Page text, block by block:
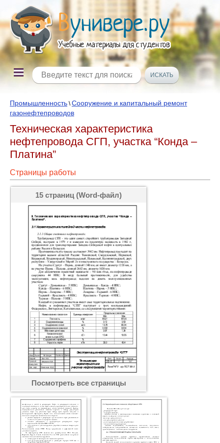
Промышленность \Сооружение и капитальный ремонт
газонефтепроводов
Техническая характеристика
нефтепровода СГП, участка “Конда –
Платина”
Страницы работы
15 страниц (Word-файл)
Посмотреть все страницы